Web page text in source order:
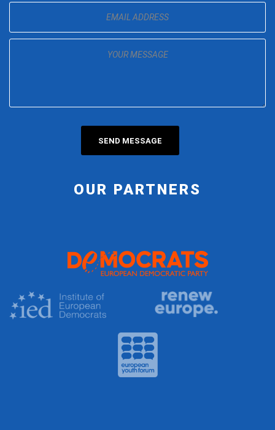
OUR PARTNERS